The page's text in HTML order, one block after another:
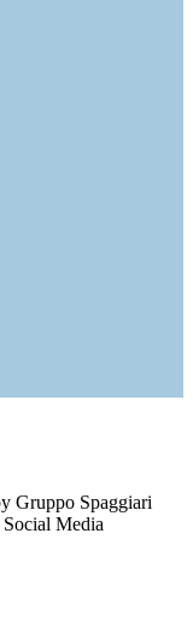
Gruppo Spaggiari
Media